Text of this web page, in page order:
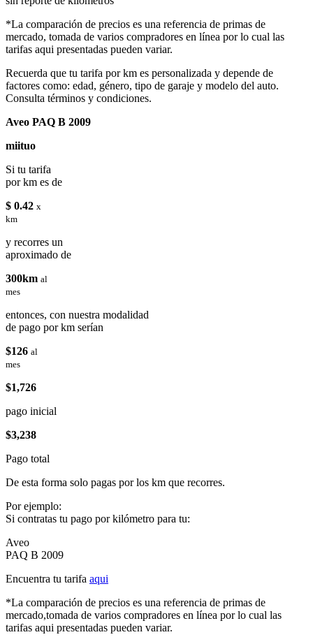
*La comparación de precios es una referencia de primas de
mercado, tomada de varios compradores en línea por lo cual las
tarifas aqui presentadas pueden variar.
Recuerda que tu tarifa por km es personalizada y depende de
factores como: edad, género, tipo de garaje y modelo del auto.
Consulta términos y condiciones.
Aveo PAQ B 2009
miituo
Si tu tarifa
por km es de
$ 0.42 x
km
y recorres un
aproximado de
300km al
mes
entonces, con nuestra modalidad
de pago por km serían
$126 al
mes
$1,726
pago inicial
$3,238
Pago total
De esta forma solo pagas por los km que recorres.
Por ejemplo:
Si contratas tu pago por kilómetro para tu:
Aveo
PAQ B 2009
Encuentra tu tarifa aqui
*La comparación de precios es una referencia de primas de
mercado,tomada de varios compradores en línea por lo cual las
tarifas aqui presentadas pueden variar.